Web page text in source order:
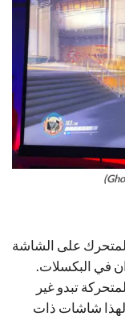
)
على الشاشة
في البكسلات.
تبدو غير
شاشات ذات